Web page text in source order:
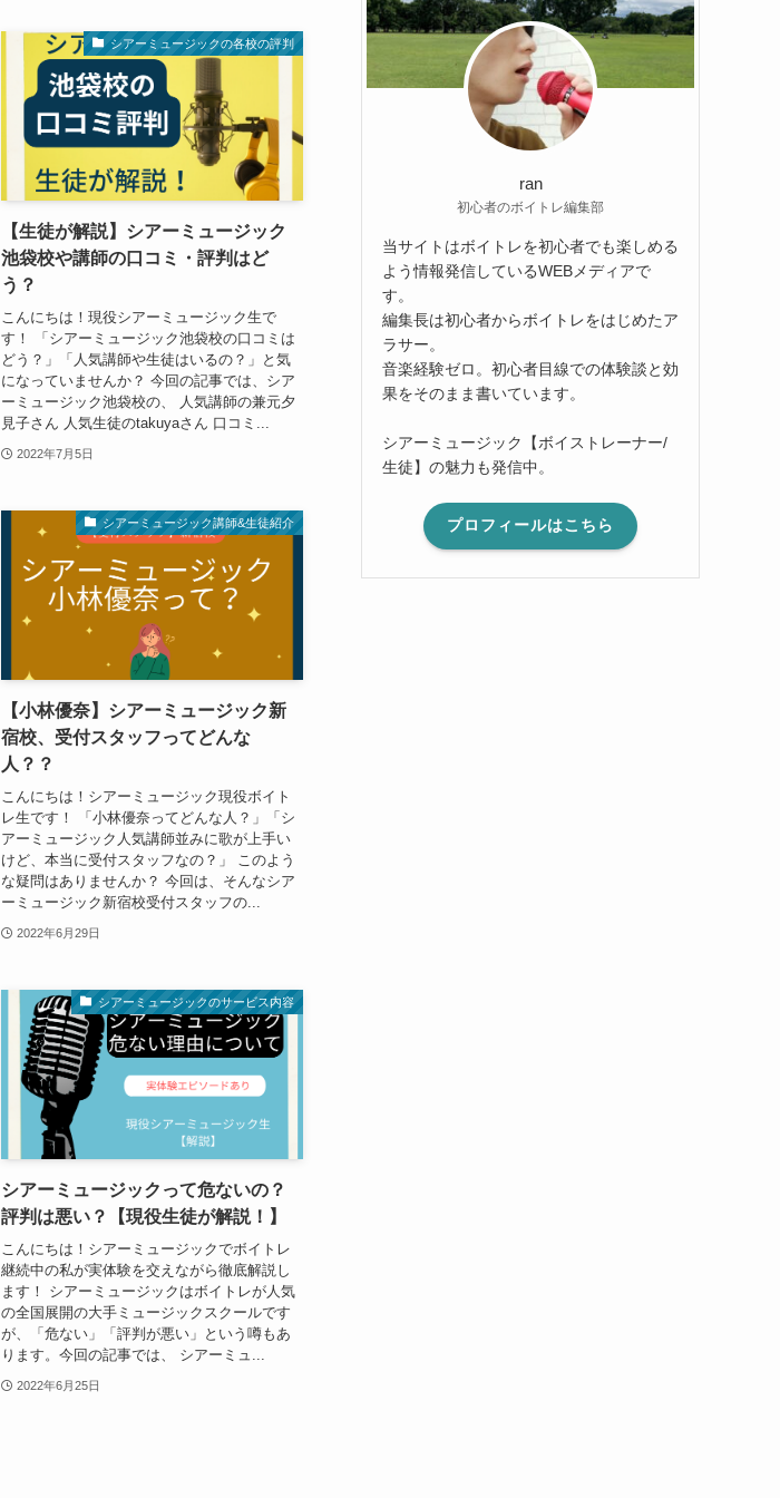
シアーミュージックの各校の評判
【生徒が解説】シアーミュージック
池袋校や講師の口コミ・評判はど
う？
こんにちは！現役シアーミュージック生で
す！ 「シアーミュージック池袋校の口コミは
どう？」「人気講師や生徒はいるの？」と気
になっていませんか？ 今回の記事では、シア
ーミュージック池袋校の、 人気講師の兼元夕
見子さん 人気生徒のtakuyaさん 口コミ...
2022年7月5日
シアーミュージック講師&生徒紹介
【小林優奈】シアーミュージック新
宿校、受付スタッフってどんな
人？？
こんにちは！シアーミュージック現役ボイト
レ生です！ 「小林優奈ってどんな人？」「シ
アーミュージック人気講師並みに歌が上手い
けど、本当に受付スタッフなの？」 このよう
な疑問はありませんか？ 今回は、そんなシア
ーミュージック新宿校受付スタッフの...
2022年6月29日
シアーミュージックのサービス内容
シアーミュージックって危ないの？
評判は悪い？【現役生徒が解説！】
こんにちは！シアーミュージックでボイトレ
継続中の私が実体験を交えながら徹底解説し
ます！ シアーミュージックはボイトレが人気
の全国展開の大手ミュージックスクールです
が、「危ない」「評判が悪い」という噂もあ
ります。今回の記事では、 シアーミュ...
2022年6月25日
ran
初心者のボイトレ編集部
当サイトはボイトレを初心者でも楽しめる
よう情報発信しているWEBメディアで
す。
編集長は初心者からボイトレをはじめたア
ラサー。
音楽経験ゼロ。初心者目線での体験談と効
果をそのまま書いています。
シアーミュージック【ボイストレーナー/
生徒】の魅力も発信中。
プロフィールはこちら